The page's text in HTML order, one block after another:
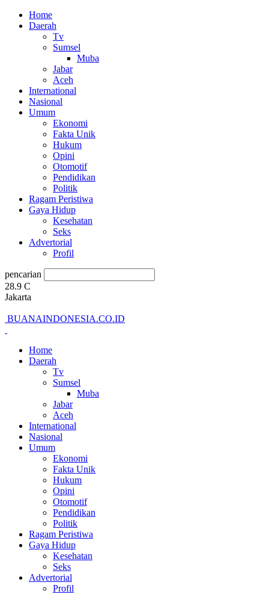
Home
Daerah
Tv
Sumsel
Muba
Jabar
Aceh
International
Nasional
Umum
Ekonomi
Fakta Unik
Hukum
Opini
Otomotif
Pendidikan
Politik
Ragam Peristiwa
Gaya Hidup
Kesehatan
Seks
Advertorial
Profil
pencarian
28.9 C
Jakarta
BUANAINDONESIA.CO.ID
Home
Daerah
Tv
Sumsel
Muba
Jabar
Aceh
International
Nasional
Umum
Ekonomi
Fakta Unik
Hukum
Opini
Otomotif
Pendidikan
Politik
Ragam Peristiwa
Gaya Hidup
Kesehatan
Seks
Advertorial
Profil